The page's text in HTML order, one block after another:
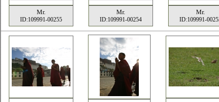
Mr.
ID:109991-00255
Mr.
ID:109991-00254
Mr.
ID:109991-